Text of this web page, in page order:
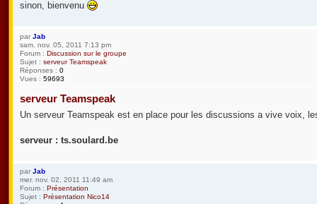
sinon, bienvenu
par Jab
sam. nov. 05, 2011 7:13 pm
Forum : Discussion sur le groupe
Sujet : serveur Teamspeak
Réponses : 0
Vues : 59693
serveur Teamspeak
Un serveur Teamspeak est en place pour les discussions a vive voix,
serveur : ts.soulard.be
par Jab
mer. nov. 02, 2011 11:49 am
Forum : Présentation
Sujet : Présentation Nico14